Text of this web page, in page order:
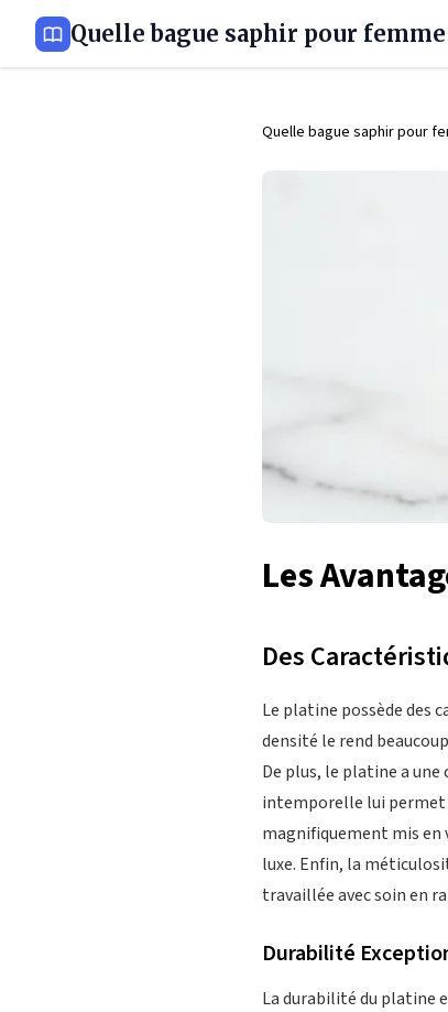
Quelle bague saphir pour
Quelle bague saphir pour
Les
Des
Le platine possède des
densité le rend
De plus, le platine a
intemporelle lui permet
magnifiquement mis en
luxe. Enfin, la
travaillée avec soin en
Durabilité
La durabilité du platine